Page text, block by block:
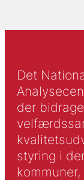
Det
der
styring i